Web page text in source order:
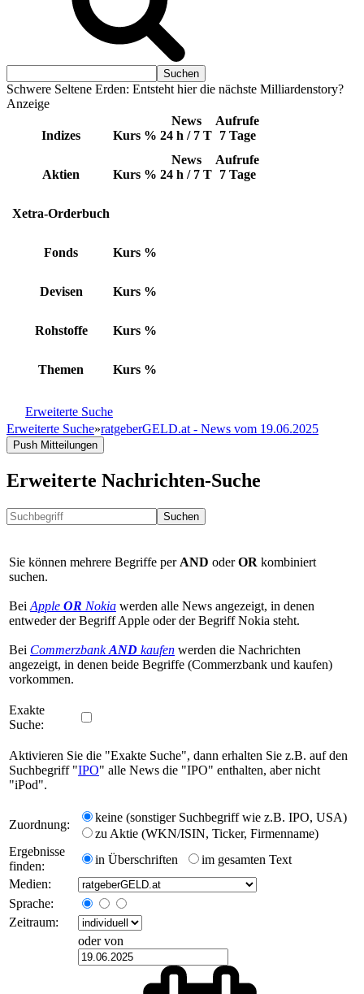
Schwere Seltene Erden: Entsteht hier die nächste Milliardenstory?
Anzeige
Indizes Kurs %
News
24 h / 7 T
Aufrufe
7 Tage
Aktien Kurs %
News
24 h / 7 T
Aufrufe
7 Tage
Xetra-Orderbuch
Fonds Kurs %
Devisen Kurs %
Rohstoffe Kurs %
Themen Kurs %
Erweiterte Suche
Erweiterte Suche»ratgeberGELD.at - News vom 19.06.2025
Push Mitteilungen
Erweiterte Nachrichten-Suche
Suchen
Sie können mehrere Begriffe per AND oderOR kombiniert
suchen.
Bei Apple OR Nokia werden alle News angezeigt, in denen
entweder der Begriff Apple oder der Begriff Nokia steht.
Bei CommerzbankAND kaufen werden die Nachrichten
angezeigt, in denen beide Begriffe (Commerzbank und kaufen)
vorkommen.
Exakte
Suche:
Aktivieren Sie die "Exakte Suche", dann erhalten Sie z.B. auf den
Suchbegriff "IPO" alle News die "IPO" enthalten, aber nicht
"iPod".
Zuordnung:
keine (sonstiger Suchbegriff wie z.B. IPO, USA)
zu Aktie (WKN/ISIN, Ticker, Firmenname)
Ergebnisse
finden:
in Überschriften
im gesamten Text
Medien:
Sprache:
Zeitraum:
oder von